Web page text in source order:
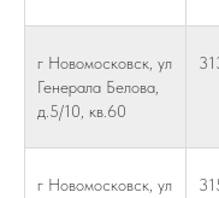
г Новомосковск, ул
Генерала Белова,
д.5/10, кв.60
г Новомосковск, ул